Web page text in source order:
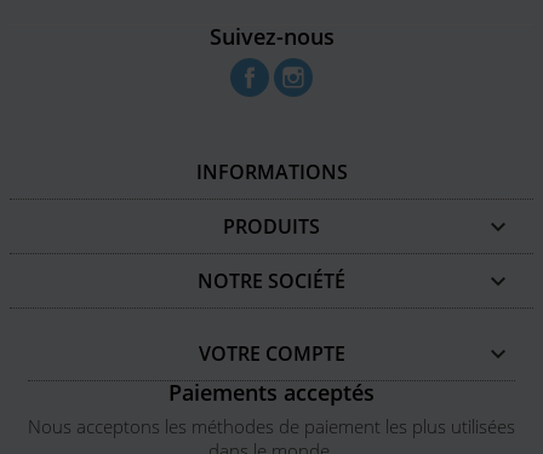
Suivez-nous
Facebook
INFORMATIONS
PRODUITS 
NOTRE SOCIÉTÉ 
VOTRE COMPTE

Paiements acceptés
Nous acceptons les méthodes de paiement les plus utilisées